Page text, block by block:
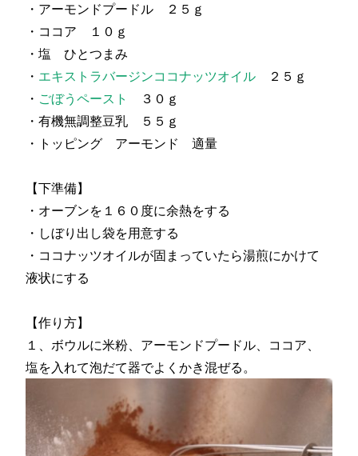
・アーモンドプードル ２５ｇ
・ココア １０ｇ
・塩 ひとつまみ
・ エキストラバージンココナッツオイル ２５ｇ
・ ごぼうペースト
３０ｇ
・有機無調整豆乳 ５５ｇ
・トッピング アーモンド 適量
【下準備】
・オーブンを１６０度に余熱をする
・しぼり出し袋を用意する
・ココナッツオイルが固まっていたら湯煎にかけて
液状にする
【作り方】
１、ボウルに米粉、アーモンドプードル、ココア、
塩を入れて泡だて器でよくかき混ぜる。